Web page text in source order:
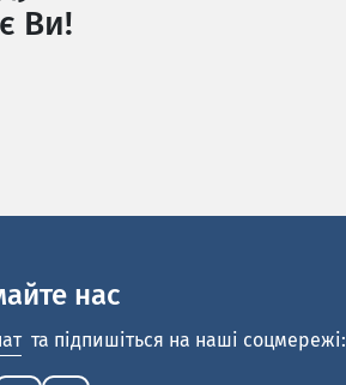
Ви!
нас
та підпишіться на наші соцмережі: